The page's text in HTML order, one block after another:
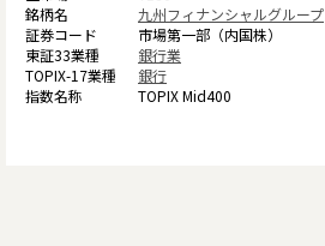
九州フィナンシャルグループ
市場第一部（内国株）
銀行業
銀行
TOPIX Mid400